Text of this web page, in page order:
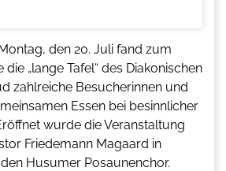
den 20. Juli fand zum
„lange Tafel“ des Diakonischen
zahlreiche Besucherinnen und
Essen bei besinnlicher
wurde die Veranstaltung
Friedemann Magaard in
Husumer Posaunenchor.